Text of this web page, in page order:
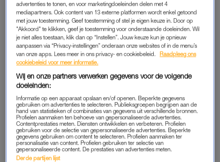
“duidelijke rol” voor zijn personage, maar wilden de makers
hem er toch “in proppen”.
Grant was aanvankelijk niet echt tevreden over de verhaallijn
van Cleaver, die in de eerste delen bekendstond als
rokkenjager. Hij hielp de producent daarom een handje. “Hij is
nu in de zestig, je kunt hem nu niet meer de hele tijd jonge
meisjes laten versieren. Er moet iets met hem gebeurd zijn”,
legt Grant uit. “Dus verzonnen we, of eigenlijk ik, een nieuw
verhaal.”
HOOFDROL VOOR ZELLWEGER
De acteur is nu tevreden met het eindresultaat. “Het is eigenlijk
advertenties te tonen, en voor marketingdoeleinden delen met 4
mediapartners. Ook content van 13 externe platformen wordt enkel getoond
met jouw toestemming. Geef toestemming of stel je eigen keuze in. Door op
"Akkoord" te klikken, geef je toestemming voor onderstaande doeleinden. Wil
je niet alles toestaan, klik dan op “Instellen”. Jouw keuze kun je opnieuw
aanpassen via “Privacy-instellingen” onderaan onze websites of in de menu’s
van onze apps. Lees meer in ons privacy- en cookiebeleid.
Raadpleeg ons
cookiebeleid voor meer informatie.
Wij en onze partners verwerken gegevens voor de volgende
doeleinden:
Informatie op een apparaat opslaan en/of openen. Beperkte gegevens
gebruiken om advertenties te selecteren. Publieksgroepen begrijpen aan de
hand van statistieken of combinaties van gegevens uit verschillende bronnen.
Profielen aanmaken ten behoeve van gepersonaliseerde advertenties.
Contentprestaties meten. Diensten ontwikkelen en verbeteren. Profielen
gebruiken voor de selectie van gepersonaliseerde advertenties. Beperkte
gegevens gebruiken om content te selecteren. Profielen aanmaken ter
personalisatie van content. Profielen gebruiken ter selectie van
gepersonaliseerde content. De prestaties van advertenties meten.
Derde partijen lijst